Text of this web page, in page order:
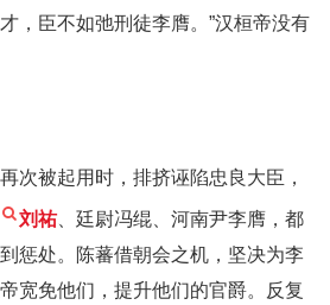
，臣不如弛刑徒李膺。”汉桓帝没有
次被起用时，排挤诬陷忠良大臣，
刘祐、廷尉冯绲、河南尹李膺，都
惩处。陈蕃借朝会之机，坚决为李
宽免他们，提升他们的官爵。反复